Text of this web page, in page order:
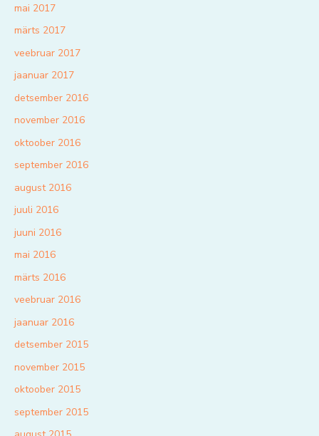
mai 2017
märts 2017
veebruar 2017
jaanuar 2017
detsember 2016
november 2016
oktoober 2016
september 2016
august 2016
juuli 2016
juuni 2016
mai 2016
märts 2016
veebruar 2016
jaanuar 2016
detsember 2015
november 2015
oktoober 2015
september 2015